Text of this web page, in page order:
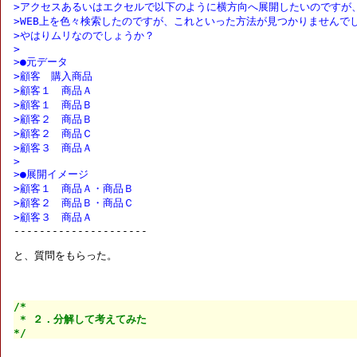
>アクセスあるいはエクセルで以下のように横方向へ展開したいのですが、
>WEB上を色々検索したのですが、これといった方法が見つかりませんでし
>やはりムリなのでしょうか？
>
>●元データ
>顧客　購入商品
>顧客１　商品Ａ
>顧客１　商品Ｂ
>顧客２　商品Ｂ
>顧客２　商品Ｃ
>顧客３　商品Ａ
>
>●展開イメージ
>顧客１　商品Ａ・商品Ｂ
>顧客２　商品Ｂ・商品Ｃ
>顧客３　商品Ａ
---------------------
と、質問をもらった。
/*
* ２．分解して考えてみた
*/